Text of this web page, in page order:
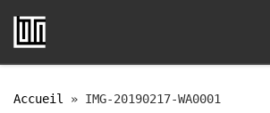
Passer au contenu
Accueil » IMG-20190217-WA0001